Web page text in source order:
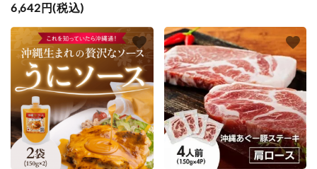
6,642円(税込)
favorite favorite